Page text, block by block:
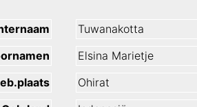
Tuwanakotta
Elsina Marietje
Ohirat